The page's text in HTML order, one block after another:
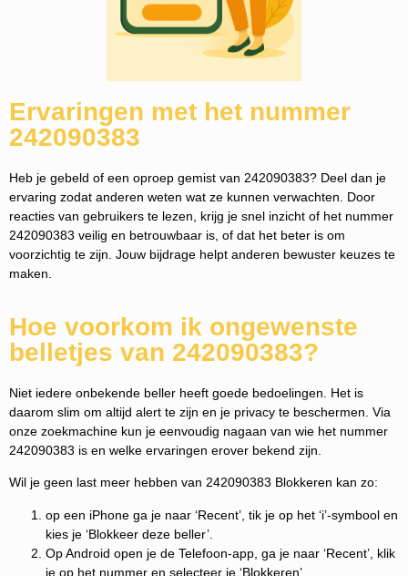
Ervaringen met het nummer
242090383
Heb je gebeld of een oproep gemist van 242090383? Deel dan je
ervaring zodat anderen weten wat ze kunnen verwachten. Door
reacties van gebruikers te lezen, krijg je snel inzicht of het nummer
242090383 veilig en betrouwbaar is, of dat het beter is om
voorzichtig te zijn. Jouw bijdrage helpt anderen bewuster keuzes te
maken.
Hoe voorkom ik ongewenste
belletjes van 242090383?
Niet iedere onbekende beller heeft goede bedoelingen. Het is
daarom slim om altijd alert te zijn en je privacy te beschermen. Via
onze zoekmachine kun je eenvoudig nagaan van wie het nummer
242090383 is en welke ervaringen erover bekend zijn.
Wil je geen last meer hebben van 242090383 Blokkeren kan zo:
op een iPhone ga je naar ‘Recent’, tik je op het ‘i’-symbool en
kies je ‘Blokkeer deze beller’.
Op Android open je de Telefoon-app, ga je naar ‘Recent’, klik
je op het nummer en selecteer je ‘Blokkeren’.